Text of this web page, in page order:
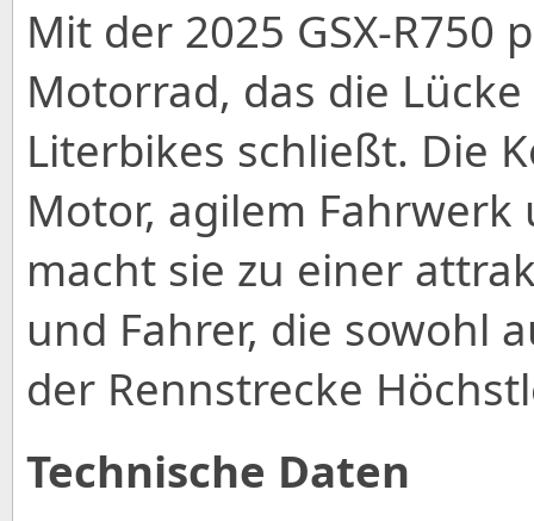
Mit der 2025 GSX-R750
Motorrad, das die
Literbikes schließt. Die
Motor, agilem
macht sie zu einer
und Fahrer, die sowohl
der Rennstrecke
Technische Daten